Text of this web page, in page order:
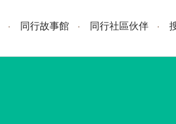
同行故事館 同行社區伙伴